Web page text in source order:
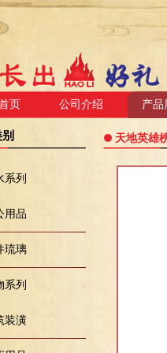
页 公司介绍 产品
系列
用品
琉璃
系列
装潢
天地英雄